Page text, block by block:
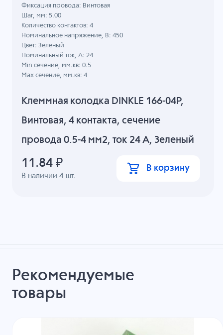
Клеммная колодка DINKLE 166-04P,
Винтовая, 4 контакта, сечение
провода 0.5-4 мм2, ток 24 A, Зеленый
В наличии4 шт.
Фиксация провода: Винтовая
Шаг, мм: 5.00
Количество контактов: 4
Номинальное напряжение, B: 450
Цвет: Зеленый
Номинальный ток, А: 24
Min сечение, мм.кв: 0.5
Max сечение, мм.кв: 4
11.84 ₽ В корзину
Рекомендуемые
товары